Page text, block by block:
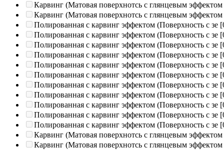
Карвинг (Матовая поверхнотсь с глянцевым эффектом
Карвинг (Матовая поверхнотсь с глянцевым эффектом
Полированная c карвинг эффектом (Поверхность с зе
Полированная c карвинг эффектом (Поверхность с зе
Полированная c карвинг эффектом (Поверхность с зе
Полированная c карвинг эффектом (Поверхность с зе
Полированная c карвинг эффектом (Поверхность с зе
Полированная c карвинг эффектом (Поверхность с зе
Полированная c карвинг эффектом (Поверхность с зе
Полированная c карвинг эффектом (Поверхность с зе
Полированная c карвинг эффектом (Поверхность с зе
Полированная c карвинг эффектом (Поверхность с зе
Полированная c карвинг эффектом (Поверхность с зе
Карвинг (Матовая поверхнотсь с глянцевым эффектом
Карвинг (Матовая поверхнотсь с глянцевым эффектом